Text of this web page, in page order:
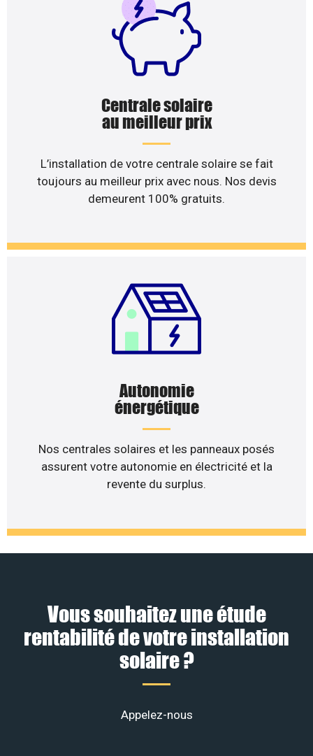
Centrale solaire
au meilleur prix
L’installation de votre centrale solaire se fait
toujours au meilleur prix avec nous. Nos devis
demeurent 100% gratuits.
Autonomie
énergétique
Nos centrales solaires et les panneaux posés
assurent votre autonomie en électricité et la
revente du surplus.
Vous souhaitez une étude
rentabilité de votre installation
solaire ?
Appelez-nous